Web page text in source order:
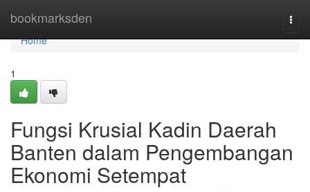
bookmarksden
Home
Home
1
Fungsi Krusial Kadin Daerah
Banten dalam Pengembangan
Ekonomi Setempat